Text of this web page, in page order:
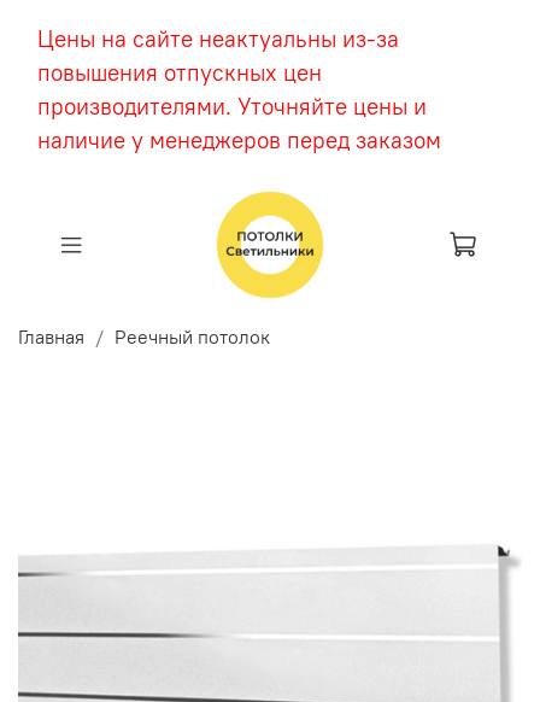
Цены на сайте неактуальны из-за
повышения отпускных цен
производителями. Уточняйте цены и
наличие у менеджеров перед заказом
Главная Реечный потолок